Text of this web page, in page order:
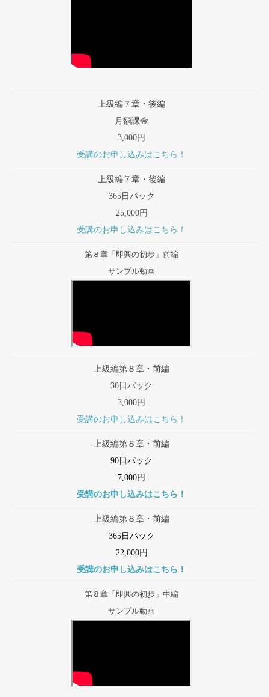
上級編７章・後編
月額課金
3,000円
受講のお申し込みはこちら！
上級編７章・後編
365日パック
25,000円
受講のお申し込みはこちら！
第８章「即興の初歩」前編
サンプル動画
上級編第８章・前編
30日パック
3,000円
受講のお申し込みはこちら！
上級編第８章・前編
90日パック
7,000円
受講のお申し込みはこちら！
上級編第８章・前編
365日パック
22,000円
受講のお申し込みはこちら！
第８章「即興の初歩」中編
サンプル動画